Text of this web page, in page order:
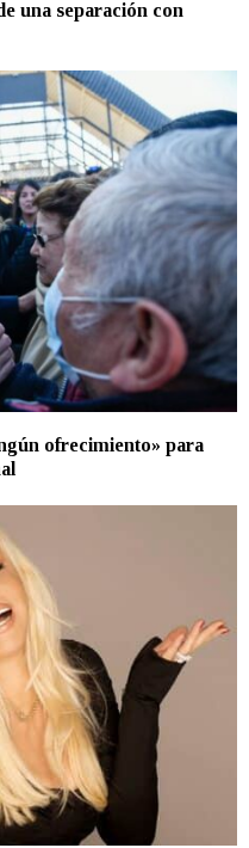
una separación con
ofrecimiento» para